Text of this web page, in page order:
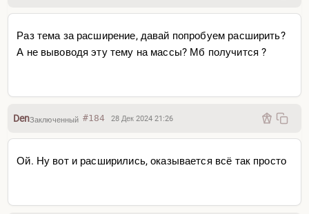
Раз тема за расширение, давай попробуем расширить?
А не вывоводя эту тему на массы? Мб получится ?
DenЗаключенный #184 28 Дек 2024 21:26
Ой. Ну вот и расширились, оказывается всё так просто